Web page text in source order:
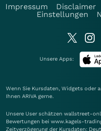
Impressum
Disclaimer
Einstellungen
Unsere Apps:
Wenn Sie Kursdaten, Widgets oder
Ihnen ARIVA gerne.
Unsere User schätzen wallstreet-
Bewertungen bei www.kagels-
Zeitverzögerung der Kursdaten: